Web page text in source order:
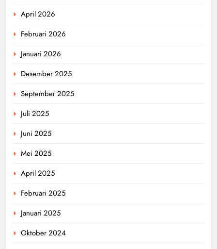
April 2026
Februari 2026
Januari 2026
Desember 2025
September 2025
Juli 2025
Juni 2025
Mei 2025
April 2025
Februari 2025
Januari 2025
Oktober 2024